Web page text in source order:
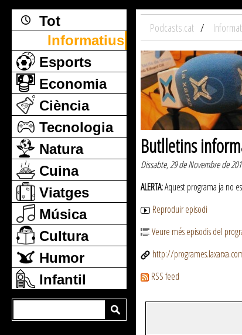
Tot
Informatius
Esports
Economia
Ciència
Tecnologia
Natura
Cuina
Viatges
Música
Cultura
Humor
Infantil
Podcasts.cat
Butlletins
Dissabte, 29 de Novembre de
ALERTA:Aquest programa ja no
Reproduir episodi
Veure més episodis del
http://
RSS feed